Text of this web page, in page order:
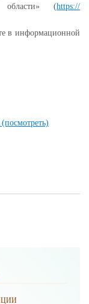
области» (https://
в информационной
(посмотреть)